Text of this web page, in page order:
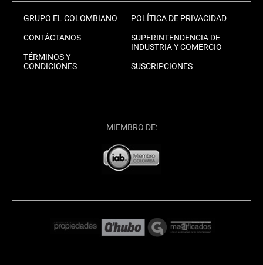
GRUPO EL COLOMBIANO
CONTÁCTANOS
TÉRMINOS Y
CONDICIONES
POLÍTICA DE PRIVACIDAD
SUPERINTENDENCIA DE
INDUSTRIA Y COMERCIO
SUSCRIPCIONES
MIEMBRO DE: